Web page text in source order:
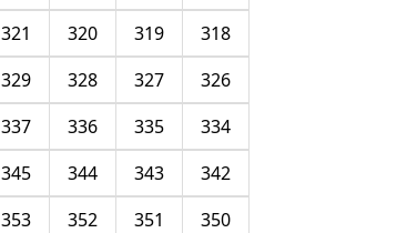
318
319
320
321
326
327
328
329
334
335
336
337
342
343
344
345
350
351
352
353